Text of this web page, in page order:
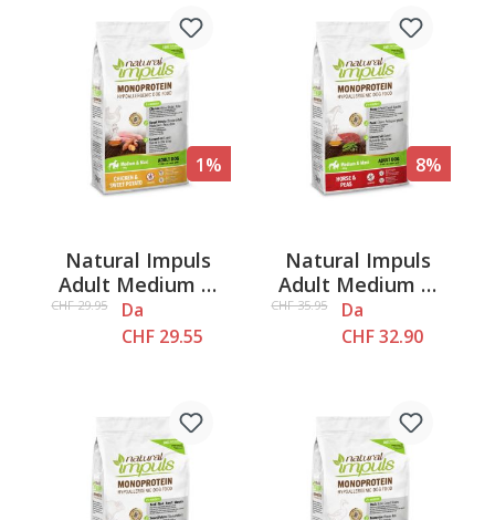
1%
Natural Impuls
Adult Medium &
Maxi - Pollo e
patate dolci
CHF 29.95
Da
CHF 29.55
8%
Natural Impuls
Adult Medium &
Maxi - Cavallo &
Piselli
CHF 35.95
Da
CHF 32.90